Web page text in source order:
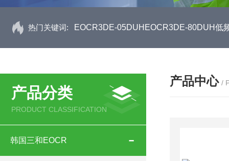
热门关键词: EOCR3DE-05DUHEOCR3DE-80DUH低
产品分类
PRODUCT CLASSIFICATION
韩国三和EOCR
产品中心 /